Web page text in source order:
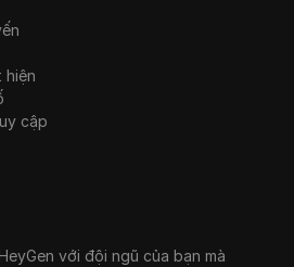
hiện
cập
với đội ngũ của bạn mà